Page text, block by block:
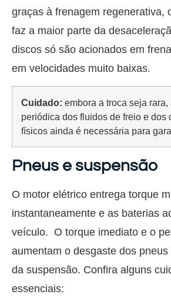
graças à frenagem regenerativa,
faz a maior parte da
discos só são acionados em
em velocidades muito baixas.
Cuidado: embora a troca seja
periódica dos fluidos de freio e dos
físicos ainda é necessária para
Pneus e suspensão
O motor elétrico entrega torque
instantaneamente e as baterias
veículo. O torque imediato e o
aumentam o desgaste dos
da suspensão. Confira alguns
essenciais: